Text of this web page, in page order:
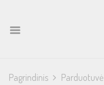
Pagrindinis Parduotuvė